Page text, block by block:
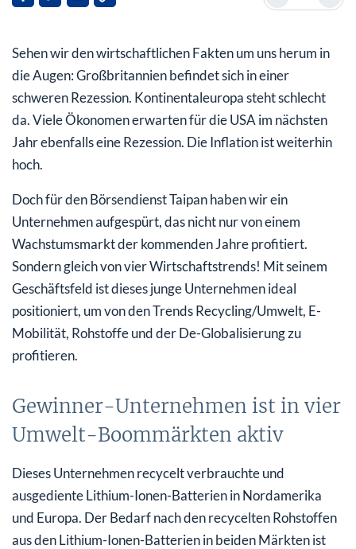
Boommärkten aktiv
Fazit:
Sehen wir den wirtschaftlichen Fakten um uns herum in
die Augen: Großbritannien befindet sich in einer
schweren Rezession. Kontinentaleuropa steht schlecht
da. Viele Ökonomen erwarten für die USA im nächsten
Jahr ebenfalls eine Rezession. Die Inflation ist weiterhin
hoch.
Doch für den Börsendienst Taipan haben wir ein
Unternehmen aufgespürt, das nicht nur von einem
Wachstumsmarkt der kommenden Jahre profitiert.
Sondern gleich von vier Wirtschaftstrends! Mit seinem
Geschäftsfeld ist dieses junge Unternehmen ideal
positioniert, um von den Trends Recycling/Umwelt, E-
Mobilität, Rohstoffe und der De-Globalisierung zu
profitieren.
Gewinner-Unternehmen ist in vier
Umwelt-Boommärkten aktiv
Dieses Unternehmen recycelt verbrauchte und
ausgediente Lithium-Ionen-Batterien in Nordamerika
und Europa. Der Bedarf nach den recycelten Rohstoffen
aus den Lithium-Ionen-Batterien in beiden Märkten ist